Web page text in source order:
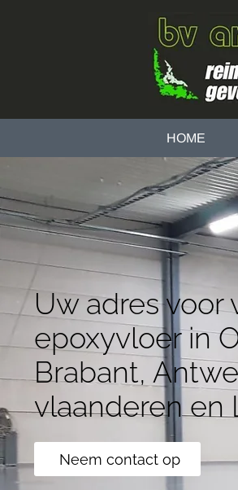
HOME
Uw adres voor
epoxyvloer in
Brabant,
vlaanderen en
Neem contact op